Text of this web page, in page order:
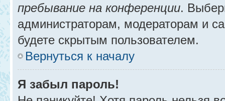
пребывание на конференции.
администраторам, модераторам и
будете скрытым пользователем.
Вернуться к началу
Я забыл пароль!